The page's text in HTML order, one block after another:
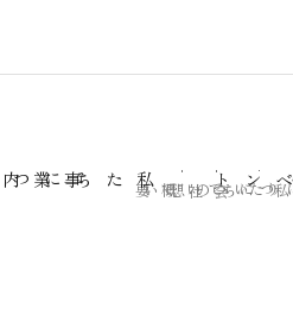
お知らせ＆イベント
取り組みについて
家づくりについて
私たちの想い
会社概要